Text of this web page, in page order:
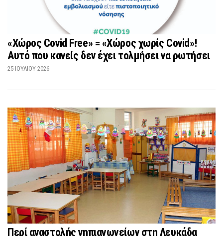
«Χώρος Covid Free» = «Χώρος χωρίς Covid»!
Αυτό που κανείς δεν έχει τολμήσει να ρωτήσει
25 ΙΟΥΛΊΟΥ 2026
Περί αναστολής νηπιαγωγείων στη Λευκάδα